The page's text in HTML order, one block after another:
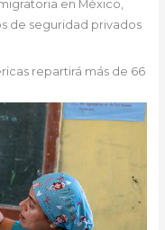
en México,
de seguridad privados
repartirá más de 66